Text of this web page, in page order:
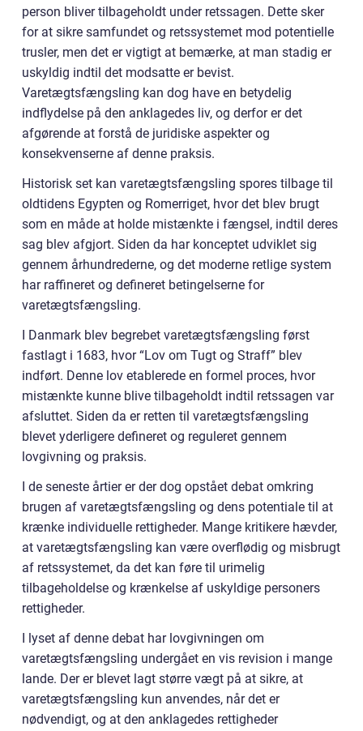
person bliver tilbageholdt under retssagen. Dette sker
for at sikre samfundet og retssystemet mod potentielle
trusler, men det er vigtigt at bemærke, at man stadig er
uskyldig indtil det modsatte er bevist.
Varetægtsfængsling kan dog have en betydelig
indflydelse på den anklagedes liv, og derfor er det
afgørende at forstå de juridiske aspekter og
konsekvenserne af denne praksis.
Historisk set kan varetægtsfængsling spores tilbage til
oldtidens Egypten og Romerriget, hvor det blev brugt
som en måde at holde mistænkte i fængsel, indtil deres
sag blev afgjort. Siden da har konceptet udviklet sig
gennem århundrederne, og det moderne retlige system
har raffineret og defineret betingelserne for
varetægtsfængsling.
I Danmark blev begrebet varetægtsfængsling først
fastlagt i 1683, hvor “Lov om Tugt og Straff” blev
indført. Denne lov etablerede en formel proces, hvor
mistænkte kunne blive tilbageholdt indtil retssagen var
afsluttet. Siden da er retten til varetægtsfængsling
blevet yderligere defineret og reguleret gennem
lovgivning og praksis.
I de seneste årtier er der dog opstået debat omkring
brugen af varetægtsfængsling og dens potentiale til at
krænke individuelle rettigheder. Mange kritikere hævder,
at varetægtsfængsling kan være overflødig og misbrugt
af retssystemet, da det kan føre til urimelig
tilbageholdelse og krænkelse af uskyldige personers
rettigheder.
I lyset af denne debat har lovgivningen om
varetægtsfængsling undergået en vis revision i mange
lande. Der er blevet lagt større vægt på at sikre, at
varetægtsfængsling kun anvendes, når det er
nødvendigt, og at den anklagedes rettigheder